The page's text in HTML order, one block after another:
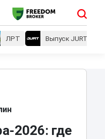
ЛРТ Выпуск JURT
2026: где